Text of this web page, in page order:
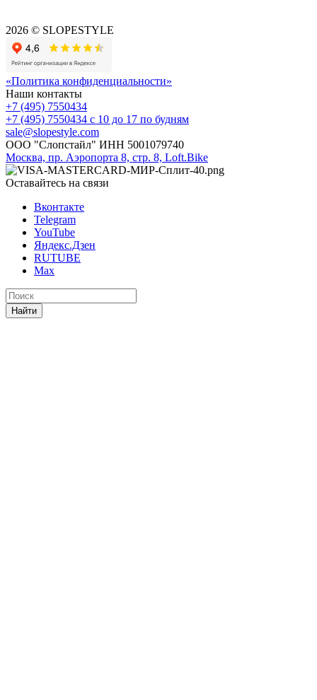
2026 © SLOPESTYLE
«Политика конфиденциальности»
Наши контакты
+7 (495) 7550434
+7 (495) 7550434 с 10 до 17 по будням
sale@slopestyle.com
ООО "Слопстайл" ИНН 5001079740
Москва, пр. Аэропорта 8, стр. 8, Loft.Bike
Оставайтесь на связи
Вконтакте
Telegram
YouTube
Яндекс.Дзен
RUTUBE
Max
Найти